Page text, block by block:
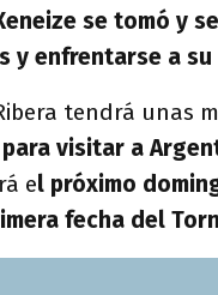
se tomó y
y enfrentarse a
tendrá unas
visitar a
el próximo
fecha del